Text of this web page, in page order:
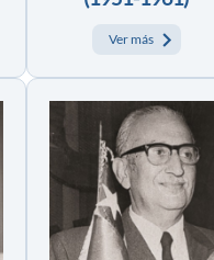
Ver más